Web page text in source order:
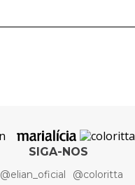
SIGA-NOS
@elian_oficial @coloritta